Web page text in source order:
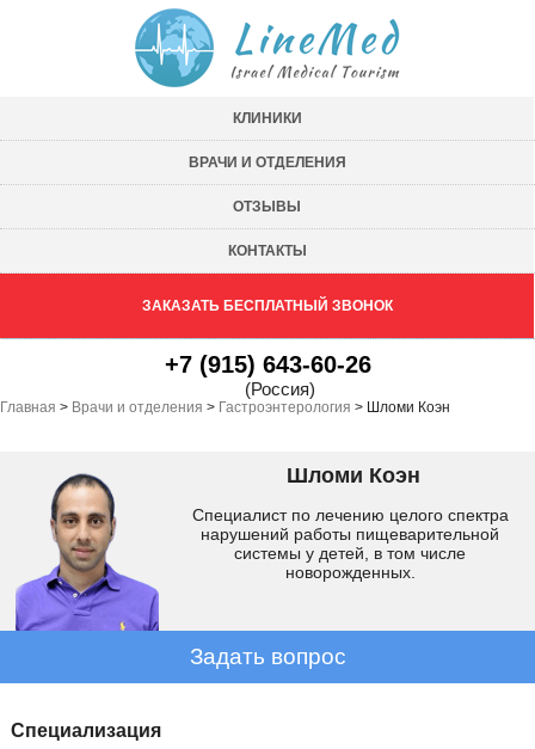
КЛИНИКИ
ВРАЧИ И ОТДЕЛЕНИЯ
ОТЗЫВЫ
КОНТАКТЫ
ЗАКАЗАТЬ БЕСПЛАТНЫЙ ЗВОНОК
+7 (915) 643-60-26
(Россия)
Главная > Врачи и отделения > Гастроэнтерология > Шломи Коэн
Шломи Коэн
Специалист по лечению целого спектра
нарушений работы пищеварительной
системы у детей, в том числе
новорожденных.
Задать вопрос
Специализация